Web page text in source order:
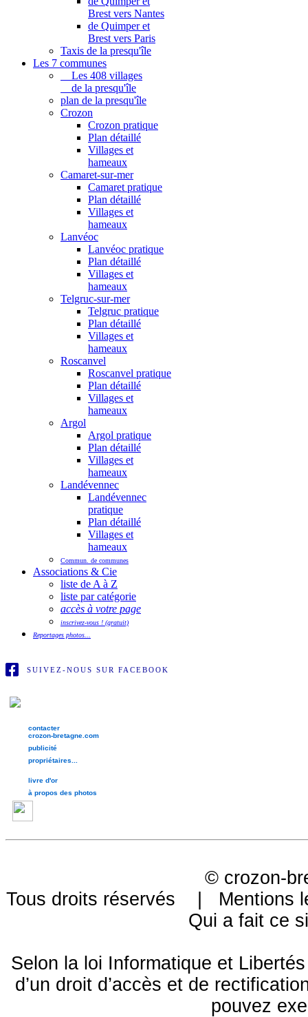
Brest vers Nantes
de Quimper et
Brest vers Paris
Taxis de la presqu'île
Les 7 communes
Les 408 villages
de la presqu'île
plan de la presqu'île
Crozon
Crozon pratique
Plan détaillé
Villages et
hameaux
Camaret-sur-mer
Camaret pratique
Plan détaillé
Villages et
hameaux
Lanvéoc
Lanvéoc pratique
Plan détaillé
Villages et
hameaux
Telgruc-sur-mer
Telgruc pratique
Plan détaillé
Villages et
hameaux
Roscanvel
Roscanvel pratique
Plan détaillé
Villages et
hameaux
Argol
Argol pratique
Plan détaillé
Villages et
hameaux
Landévennec
Landévennec
pratique
Plan détaillé
Villages et
hameaux
Commun. de communes
Associations & Cie
liste de A à Z
liste par catégorie
accès à votre page
inscrivez-vous ! (gratuit)
Reportages photos...
SUIVEZ-NOUS SUR FACEBOOK
contacter
crozon-bretagne.com
publicité
propriétaires...
livre d'or
à propos des photos
© crozon-
Tous droits réservés | Mentions
Qui a fait ce
Selon la loi Informatique et
d’un droit d’accès et de
pouvez